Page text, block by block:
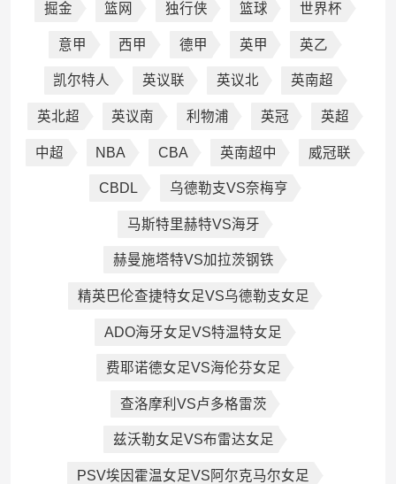
掘金 篮网 独行侠 篮球 世界杯
意甲 西甲 德甲 英甲 英乙
凯尔特人 英议联 英议北 英南超
英北超 英议南 利物浦 英冠 英超
中超 NBA CBA 英南超中 威冠联
CBDL 乌德勒支VS奈梅亨
马斯特里赫特VS海牙
赫曼施塔特VS加拉茨钢铁
精英巴伦查捷特女足VS乌德勒支女足
ADO海牙女足VS特温特女足
费耶诺德女足VS海伦芬女足
查洛摩利VS卢多格雷茨
兹沃勒女足VS布雷达女足
PSV埃因霍温女足VS阿尔克马尔女足